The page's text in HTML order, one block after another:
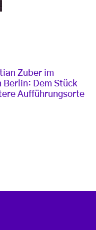
Zuber im
Berlin: Dem Stück
Aufführungsorte